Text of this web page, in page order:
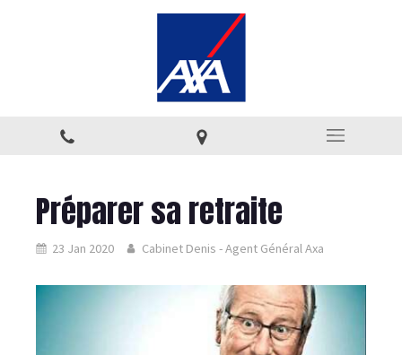
Préparer sa retraite
23 Jan 2020 Cabinet Denis - Agent Général Axa